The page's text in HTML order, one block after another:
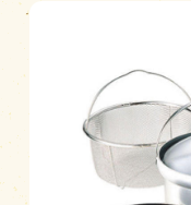
営業時間 お